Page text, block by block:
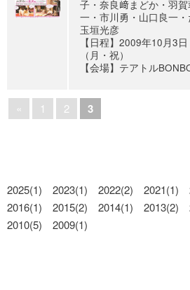
子・奈良﨑まどか・羽
一・市川勇・山口良一
玉垣光彦
【日程】2009年10月3
（月・祝）
【会場】テアトル
« 1 2 3
2025(1) 2023(1) 2022(2) 2021(1)
2016(1)
2015(2) 2014(1) 2013(2)
2010(5)
2009(1)